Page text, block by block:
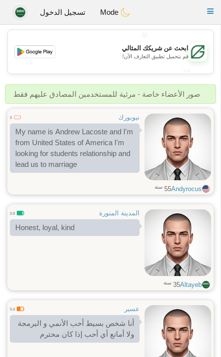
GulfDating
Toggle
تسجيل الدخول
💖
💕
ابحث عن شريكك المثالي
قم بتحميل تطبيق التعارف الآن!
صور الأعضاء خاصة - مرئية للمستخدمين المصادق عليهم فقط
نيويورك 0
My name is Andrew Lacoste and I'm
from United States of America I'm
looking for students relationship and
lead us to marriage
Andyrocus
55 سنة
المدينة المنورة 0.8
Honest, loyal, kind
Altayeb
35 سنة
عسير 0.4
أنا شخص بسيط أحب الأنمي و البرمجة
ولا أمانع أي أحب إذا كان محترم